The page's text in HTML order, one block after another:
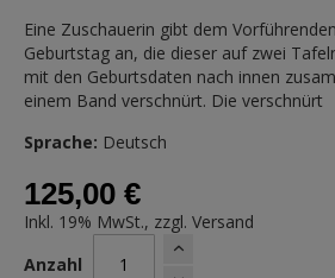
Eine Zuschauerin gibt dem
Geburtstag an, die dieser auf zwei
mit den Geburtsdaten nach innen
einem Band verschnürt. Die verschnürt
Sprache: Deutsch
125,00 €
Inkl. 19% MwSt., zzgl. Versand
Anzahl